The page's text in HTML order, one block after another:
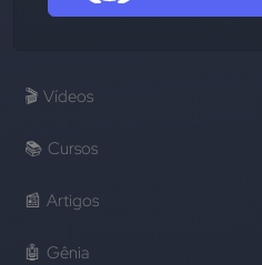
🎬 Vídeos
📚 Cursos
📰 Artigos
🤖 Gênia